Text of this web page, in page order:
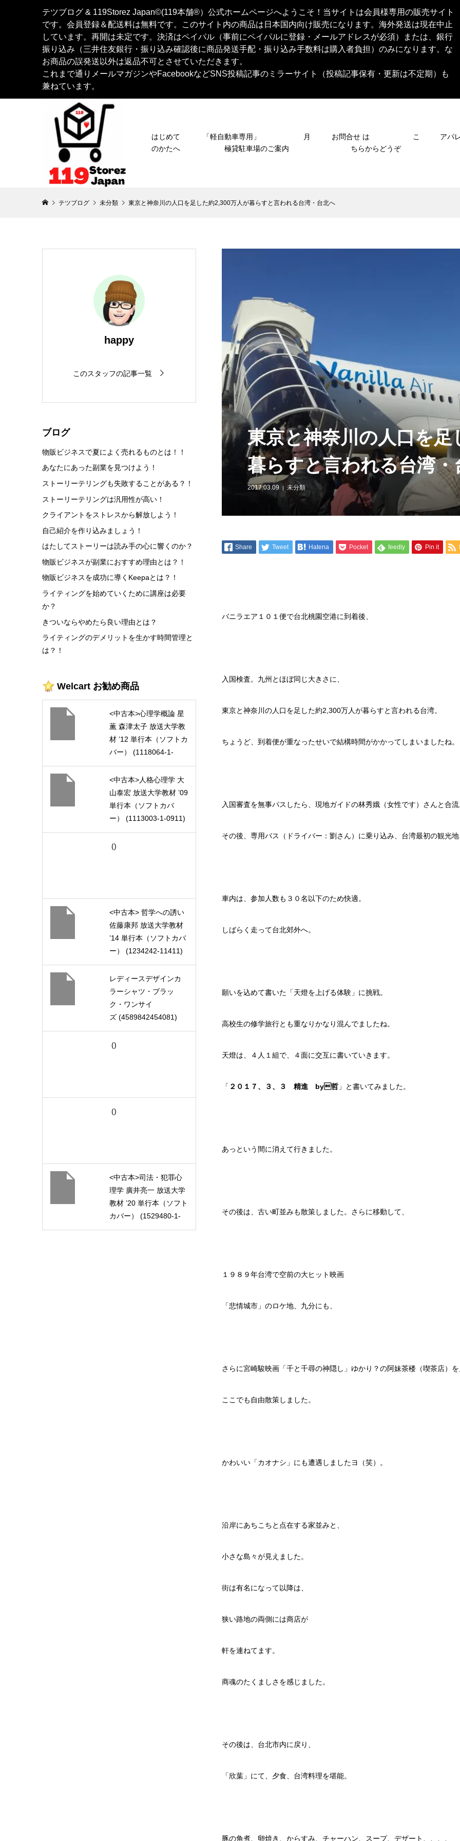
テツブログ & 119Storez Japan©︎(119本舗®︎）公式ホームページへようこそ！当サイトは会員様専用の販売サイト
です。会員登録＆配送料は無料です。このサイト内の商品は日本国内向け販売になります。海外発送は現在中止
しています。再開は未定です。決済はペイパル（事前にペイパルに登録・メールアドレスが必須）または、銀行
振り込み（三井住友銀行・振り込み確認後に商品発送手配・振り込み手数料は購入者負担）のみになります。な
お商品の誤発送以外は返品不可とさせていただきます。
これまで通りメールマガジンやFacebookなどSNS投稿記事のミラーサイト（投稿記事保有・更新は不定期）も
兼ねています。
はじめて
のかたへ
「軽自動車専用」 月
極貸駐車場のご案内
お問合せ は こ
ちらからどうぞ
アパ
テツブログ 未分類 東京と神奈川の人口を足した約2,300万人が暮らすと言われる台湾・台北へ
東京と神奈川の人口を足
暮らすと言われる台湾・
2017.03.09 未分類
Share Tweet Hatena Pocket feedly Pin it
バニラエア１０１便で台北桃園空港に到着後、
入国検査。九州とほぼ同じ大きさに、
東京と神奈川の人口を足した約2,300万人が暮らすと言われる台湾。
ちょうど、到着便が重なったせいで結構時間がかかってしまいましたね。
入国審査を無事パスしたら、現地ガイドの林秀娥（女性です）さんと合
その後、専用バス（ドライバー：劉さん）に乗り込み、台湾最初の観光
車内は、参加人数も３０名以下のため快適。
しばらく走って台北郊外へ。
願いを込めて書いた「天燈を上げる体験」に挑戦。
高校生の修学旅行とも重なりかなり混んでましたね。
天燈は、４人１組で、４面に交互に書いていきます。
「 ２０１７、３、３ 精進 by哲 」と書いてみました。
あっという間に消えて行きました。
その後は、古い町並みも散策しました。さらに移動して、
１９８９年台湾で空前の大ヒット映画
「悲情城市」のロケ地、九分にも、
さらに宮崎駿映画「千と千尋の神隠し」ゆかり？の阿妹茶楼（喫茶店）
ここでも自由散策しました。
かわいい「カオナシ」にも遭遇しましたヨ（笑）。
沿岸にあちこちと点在する家並みと、
小さな島々が見えました。
街は有名になって以降は、
狭い路地の両側には商店が
軒を連ねてます。
商魂のたくましさを感じました。
その後は、台北市内に戻り、
「欣葉」にて、夕食、台湾料理を堪能。
豚の角煮、卵焼き、からすみ、チャーハン、スープ、デザート、、、、
happy
このスタッフの記事一覧
ブログ
物販ビジネスで夏によく売れるものとは！！
あなたにあった副業を見つけよう！
ストーリーテリングも失敗することがある？！
ストーリーテリングは汎用性が高い！
クライアントをストレスから解放しよう！
自己紹介を作り込みましょう！
はたしてストーリーは読み手の心に響くのか？
物販ビジネスが副業におすすめ理由とは？！
物販ビジネスを成功に導くKeepaとは？！
ライティングを始めていくために講座は必要
か？
きついならやめたら良い理由とは？
ライティングのデメリットを生かす時間管理と
は？！
Welcart お勧め商品
<中古本>心理学概論 星
薫 森津太子 放送大学教
材 ’12 単行本（ソフトカ
バー） (1118064-1-
1211)
<中古本>人格心理学 大
山泰宏 放送大学教材 ’09
単行本（ソフトカバ
ー） (1113003-1-0911)
()
<中古本> 哲学への誘い
佐藤康邦 放送大学教材
’14 単行本（ソフトカバ
ー） (1234242-11411)
レディースデザインカ
ラーシャツ・ブラッ
ク・ワンサイ
ズ (4589842454081)
()
()
<中古本>司法・犯罪心
理学 廣井亮一 放送大学
教材 ’20 単行本（ソフト
カバー） (1529480-1-
2011)